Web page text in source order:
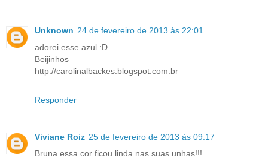
Unknown 24 de fevereiro de 2013 às 22:01
adorei esse azul :D
Beijinhos
http://carolinalbackes.blogspot.com.br
Responder
Viviane Roiz 25 de fevereiro de 2013 às 09:17
Bruna essa cor ficou linda nas suas unhas!!!